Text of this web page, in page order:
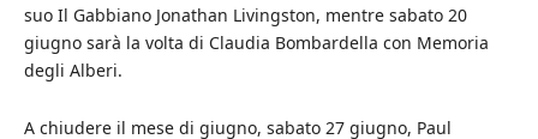
suo Il Gabbiano Jonathan Livingston, mentre sabato 20
giugno sarà la volta di Claudia Bombardella con Memoria
degli Alberi.
A chiudere il mese di giugno, sabato 27 giugno, Paul